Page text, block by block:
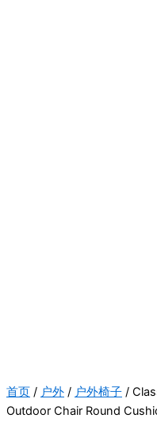
首页 / 户外 / 户外椅子 /
Outdoor Chair Round